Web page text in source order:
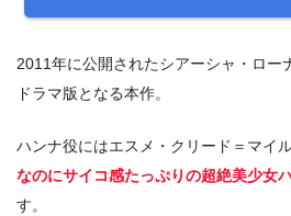
2011年に公開されたシアーシャ・ロー
ドラマ版となる本作。
ハンナ役にはエスメ・クリード＝マイ
なのにサイコ感たっぷりの超絶美少女
す。